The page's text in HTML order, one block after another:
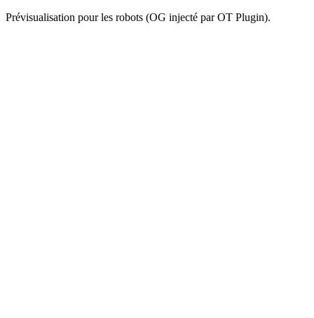
Prévisualisation pour les robots (OG injecté par OT Plugin).